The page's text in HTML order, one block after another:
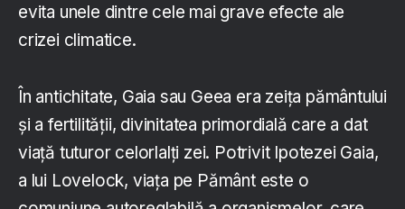
evita unele dintre cele mai grave efecte ale
crizei climatice.
În antichitate, Gaia sau Geea era zeița pământului
și a fertilității, divinitatea primordială care a dat
viață tuturor celorlalți zei. Potrivit Ipotezei Gaia,
a lui Lovelock, viața pe Pământ este o